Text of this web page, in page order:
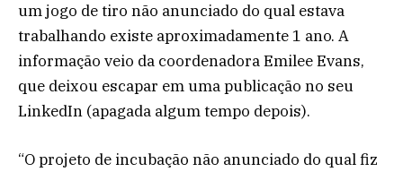
um jogo de tiro não anunciado do qual estava
trabalhando existe aproximadamente 1 ano. A
informação veio da coordenadora Emilee Evans,
que deixou escapar em uma publicação no seu
LinkedIn (apagada algum tempo depois).
“O projeto de incubação não anunciado do qual fiz